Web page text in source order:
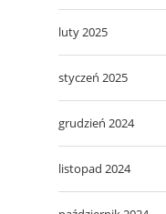
luty 2025
styczeń 2025
grudzień 2024
listopad 2024